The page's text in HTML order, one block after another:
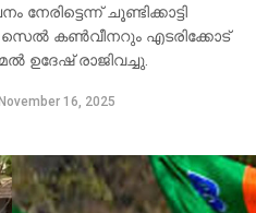
സെല്‍ കണ്‍വീനറും എടരിക്കോട്
ഉദേഷ് രാജിവച്ചു.